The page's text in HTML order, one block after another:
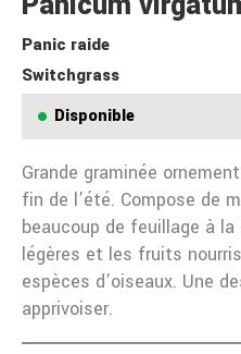
Panic raide
Switchgrass
Disponible
Grande graminée
fin de l’été. Compose de
beaucoup de feuillage à
légères et les fruits
espèces d’oiseaux. Une
apprivoiser.